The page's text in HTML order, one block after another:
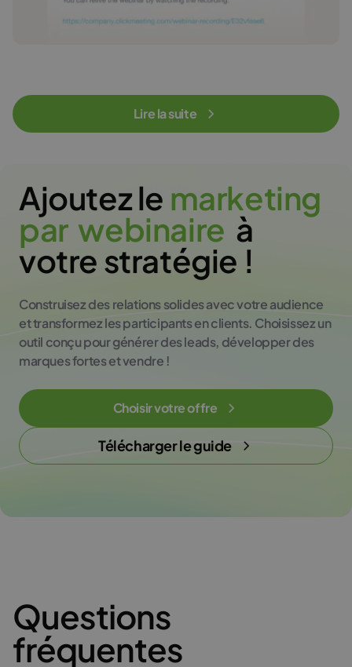
Lire la suite
Ajoutez le marketing
par webinaire à
votre stratégie !
Construisez des relations solides avec votre audience
et transformez les participants en clients. Choisissez un
outil conçu pour générer des leads, développer des
marques fortes et vendre !
Choisir votre offre
Télécharger le guide
Questions
fréquentes